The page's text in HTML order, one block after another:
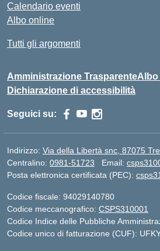
Calendario eventi
Albo online
Tutti gli argomenti
Amministrazione Trasparente
Dichiarazione di accessibilità
Seguici su:
Indirizzo: Via della Libertà snc, 87075
Centralino: 0981-51723 Email:
Posta elettronica certificata (PEC):
Codice fiscale: 94029140780
Codice meccanografico: CSPS310001
Codice Indice delle Pubbliche
Codice unico di fatturazione (CUF):